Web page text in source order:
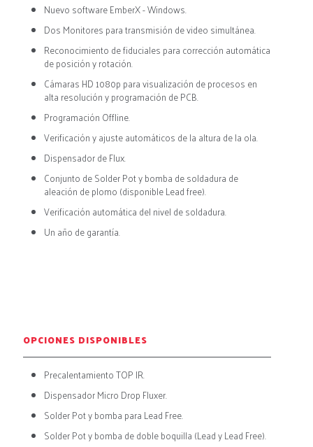
Nuevo software EmberX - Windows.
Dos Monitores para transmisión de video simultánea.
Reconocimiento de fiduciales para corrección automática
de posición y rotación.
Cámaras HD 1080p para visualización de procesos en
alta resolución y programación de PCB.
Programación Offline.
Verificación y ajuste automáticos de la altura de la ola.
Dispensador de Flux.
Conjunto de Solder Pot y bomba de soldadura de
aleación de plomo (disponible Lead free).
Verificación automática del nivel de soldadura.
Un año de garantía.
OPCIONES DISPONIBLES
Precalentamiento TOP IR.
Dispensador Micro Drop Fluxer.
Solder Pot y bomba para Lead Free.
Solder Pot y bomba de doble boquilla (Lead y Lead Free).